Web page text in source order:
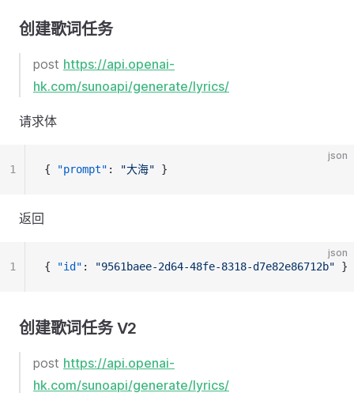
创建歌词任务
post https://api.openai-
hk.com/sunoapi/generate/lyrics/
请求体
json
{ "prompt" : "大海" }
1
返回
json
{ "id" : "9561baee-2d64-48fe-8318-d7e82e86712b" }
1
创建歌词任务 V2
post https://api.openai-
hk.com/sunoapi/generate/lyrics/